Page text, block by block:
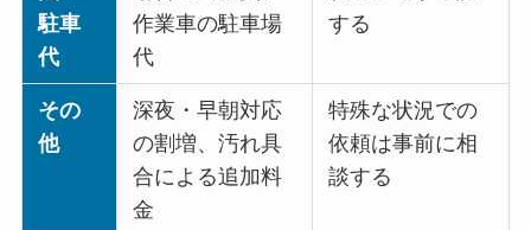
駐車
代
作業車の駐車場
代
する
その
他
深夜・早朝対応
の割増、汚れ具
合による追加料
金
特殊な状況での
依頼は事前に相
談する